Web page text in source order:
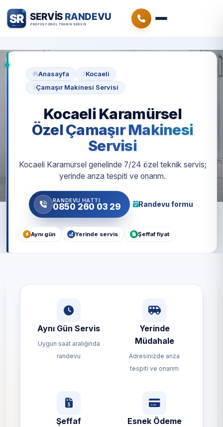
Anasayfa
Kocaeli
Çamaşır Makinesi Servisi
Kocaeli Karamürsel
Özel Çamaşır Makinesi
Servisi
Kocaeli Karamürsel genelinde 7/24 özel teknik servis;
yerinde arıza tespiti ve onarım.
RANDEVU HATTI
0850 260 03 29 Randevu formu
Aynı gün Yerinde servis Şeffaf fiyat
Aynı Gün Servis
Uygun saat aralığında
randevu
Yerinde
Müdahale
Adresinizde arıza
tespiti ve onarım
Şeffaf
Esnek Ödeme